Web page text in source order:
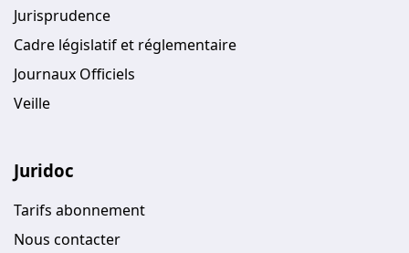
Jurisprudence
Cadre législatif et réglementaire
Journaux Officiels
Veille
Juridoc
Tarifs abonnement
Nous contacter